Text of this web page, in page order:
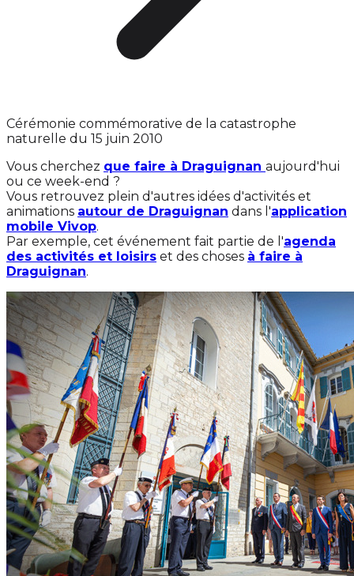
Cérémonie commémorative de la catastrophe
naturelle du 15 juin 2010
Vous cherchez que faire à Draguignan aujourd'hui
ou ce week-end ?
Vous retrouvez plein d'autres idées d'activités et
animations autour de Draguignan dans l'application
mobile Vivop.
Par exemple, cet événement fait partie de l'agenda
des activités et loisirs et des choses à faire à
Draguignan.